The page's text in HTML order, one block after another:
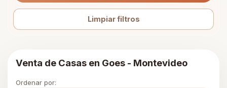
Limpiar filtros
Venta de Casas en Goes - Montevideo
Ordenar por: